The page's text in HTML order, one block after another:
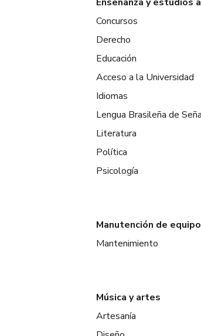
Concursos
Derecho
Educación
Acceso a la Universidad
Idiomas
Lengua Brasileña de
Literatura
Política
Psicología
Manutención de
Mantenimiento
Música y artes
Artesanía